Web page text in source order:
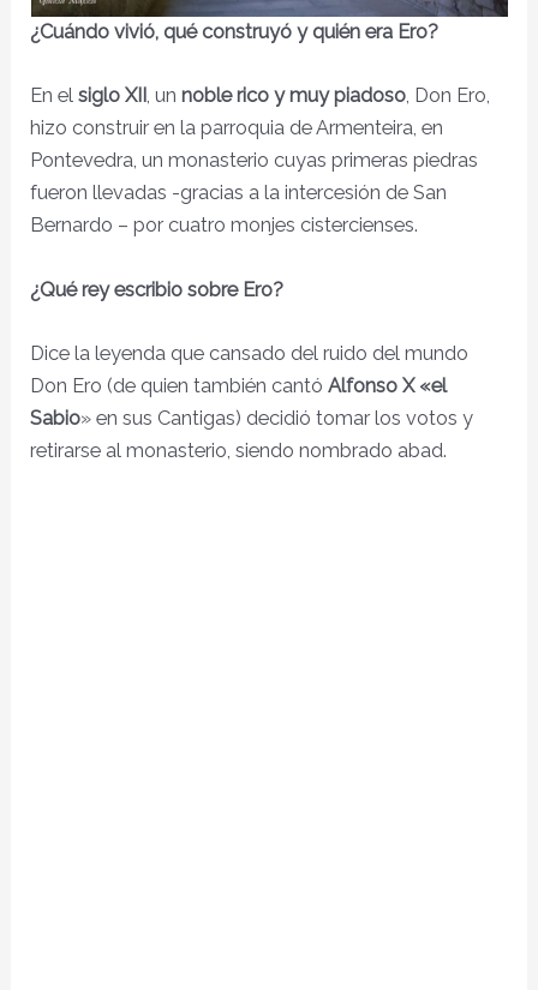
¿Cuándo vivió, qué construyó y quién era Ero?
En elsiglo XII, unnoble rico y muy piadoso, Don Ero,
hizo construir en la parroquia de Armenteira, en
Pontevedra, un monasterio cuyas primeras piedras
fueron llevadas -gracias a la intercesión de San
Bernardo – por cuatro monjes cistercienses.
¿Qué rey escribio sobre Ero?
Dice la leyenda que cansado del ruido del mundo
Don Ero (de quien también cantóAlfonso X «el
Sabio» en sus Cantigas) decidió tomar los votos y
retirarse al monasterio, siendo nombrado abad.